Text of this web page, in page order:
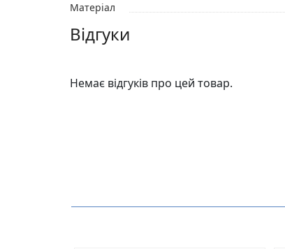
Матеріал
Відгуки
Немає відгуків про цей товар.
Модель